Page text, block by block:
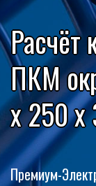
Расчёт
ПКМ
x 250
Премиум-